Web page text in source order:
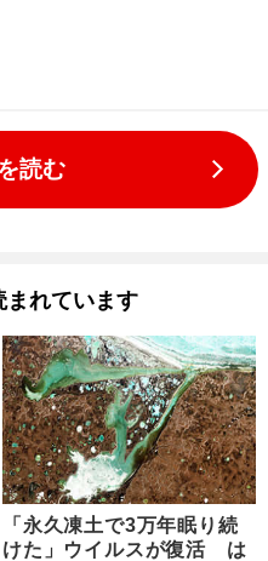
読む
まれています
「永久凍土で3万年眠り続
けた」ウイルスが復活 は